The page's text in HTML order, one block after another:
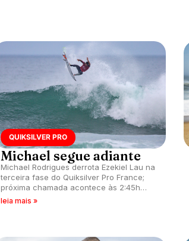
QUIKSILVER PRO
Michael segue adiante
Michael Rodrigues derrota Ezekiel Lau na
terceira fase do Quiksilver Pro France;
próxima chamada acontece às 2:45h
desta sexta-feira (horário de Brasília).
leia mais »